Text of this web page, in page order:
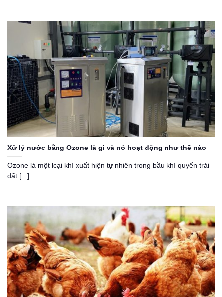
Xử lý nước bằng Ozone là gì và nó hoạt động như thế nào
Ozone là một loại khí xuất hiện tự nhiên trong bầu khí quyển trái
đất [...]